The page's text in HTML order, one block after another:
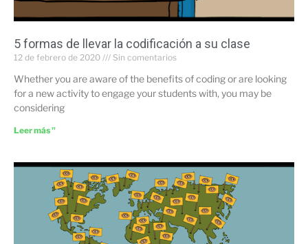
5 formas de llevar la codificación a su clase
12 de febrero de 2020 Sin comentarios
Whether you are aware of the benefits of coding or are looking
for a new activity to engage your students with, you may be
considering
Leer más "